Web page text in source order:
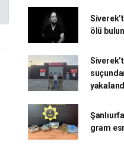
ölü
gram